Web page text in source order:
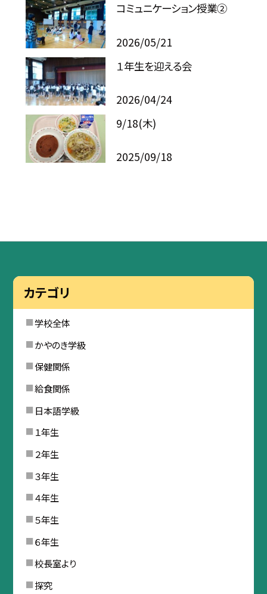
コミュニケーション授業②
2026/05/21
１年生を迎える会
2026/04/24
9/18(木)
2025/09/18
カテゴリ
学校全体
かやのき学級
保健関係
給食関係
日本語学級
１年生
２年生
３年生
４年生
５年生
６年生
校長室より
探究